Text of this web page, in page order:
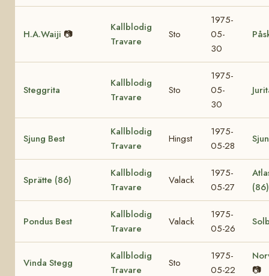
H.A.Waiji 📷
Kallblodig
Travare
Sto
1975-
05-
30
Steggrita
Kallblodig
Travare
Sto
1975-
05-
30
Sjung Best
Kallblodig
Travare
Hingst
1975-
05-28
Sprätte (86)
Kallblodig
Travare
Valack
1975-
05-27
Pondus Best
Kallblodig
Travare
Valack
1975-
05-26
Vinda Stegg
Kallblodig
Travare
Sto
1975-
05-22
📷